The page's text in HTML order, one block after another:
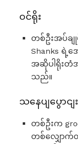
ဝင်ရိုး
တစ်ဦးအပ်
Shanks ရဲ့
အဆိုပါရိုးတံအ
သည်။
သနေပျပွောင
တစ်ဦးက
တစ်လျှောက်တွ